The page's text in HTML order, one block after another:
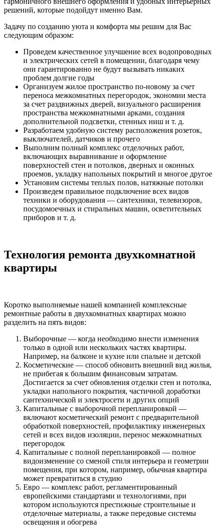
решений, которые подойдут именно Вам.
Задачу по созданию уюта и комфорта мы решим для Вас
следующим образом:
Проведем качественное улучшение всех водопроводных
и электрических сетей в помещении, благодаря чему
они гарантированно не будут вызывать никаких
проблем долгие годы
Организуем жилое пространство по-новому за счет
переноса межкомнатных перегородок, экономии места
за счет раздвижных дверей, визуального расширения
пространства межкомнатными арками, создания
дополнительной подсветки, стенных ниш и т. д.
Разработаем удобную систему расположения розеток,
выключателей, датчиков и прочего
Выполним полный комплекс отделочных работ,
включающих выравнивание и оформление
поверхностей стен и потолков, дверных и оконных
проемов, укладку напольных покрытий и многое другое
Установим системы теплых полов, натяжные потолки
Произведем правильное подключение всех видов
техники и оборудования — сантехники, телевизоров,
посудомоечных и стиральных машин, осветительных
приборов и т. д.
Технология ремонта двухкомнатной
квартиры
Коротко выполняемые нашей компанией комплексные
ремонтные работы в двухкомнатных квартирах можно
разделить на пять видов:
Выборочные — когда необходимо внести изменения
только в одной или нескольких частях квартиры.
Например, на балконе и кухне или спальне и детской
Косметические — способ обновить внешний вид жилья,
не прибегая к большим финансовым затратам.
Достигается за счет обновления отделки стен и потолка,
укладки напольного покрытия, частичной доработки
сантехнической и электросети и других опций
Капитальные с выборочной перепланировкой —
включают косметический ремонт с предварительной
обработкой поверхностей, профилактику инженерных
сетей и всех видов изоляции, перенос межкомнатных
перегородок
Капитальные с полной перепланировкой — полное
видоизменение со сменой стиля интерьера и геометрии
помещения, при котором, например, обычная квартира
может превратиться в студию
Евро — комплекс работ, регламентированный
европейскими стандартами и технологиями, при
котором используются престижные строительные и
отделочные материалы, а также передовые системы
освещения и обогрева